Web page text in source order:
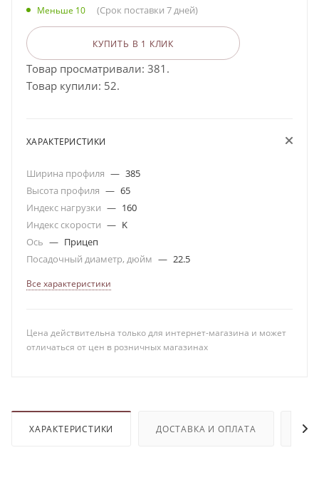
Меньше 10 (Срок поставки 7 дней)
КУПИТЬ В 1 КЛИК
Товар просматривали: 381.
Товар купили: 52.
ХАРАКТЕРИСТИКИ
Ширина профиля — 385
Высота профиля — 65
Индекс нагрузки — 160
Индекс скорости — K
Ось — Прицеп
Посадочный диаметр, дюйм — 22.5
Все характеристики
Цена действительна только для интернет-магазина и может
отличаться от цен в розничных магазинах
ХАРАКТЕРИСТИКИ ДОСТАВКА И ОПЛАТА